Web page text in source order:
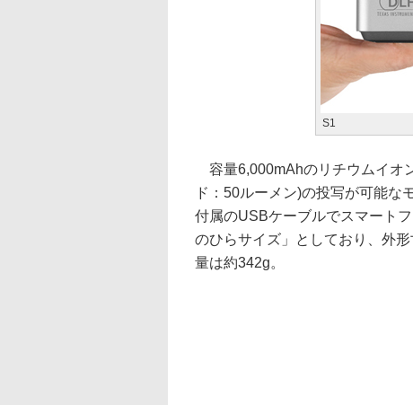
S1
容量6,000mAhのリチウムイオ
ド：50ルーメン)の投写が可能な
付属のUSBケーブルでスマート
のひらサイズ」としており、外
量は約342g。